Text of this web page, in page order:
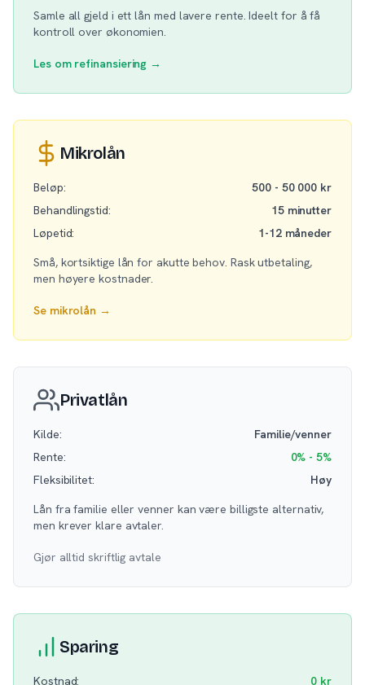
Samle all gjeld i ett lån med lavere rente. Ideelt for å få
kontroll over økonomien.
Les om refinansiering →
Mikrolån
Beløp:
500 - 50 000 kr
Behandlingstid:
15 minutter
Løpetid:
1-12 måneder
Små, kortsiktige lån for akutte behov. Rask utbetaling,
men høyere kostnader.
Se mikrolån →
Privatlån
Kilde:
Familie/venner
Rente:
0% - 5%
Fleksibilitet:
Høy
Lån fra familie eller venner kan være billigste alternativ,
men krever klare avtaler.
Gjør alltid skriftlig avtale
Sparing
Kostnad:
0 kr